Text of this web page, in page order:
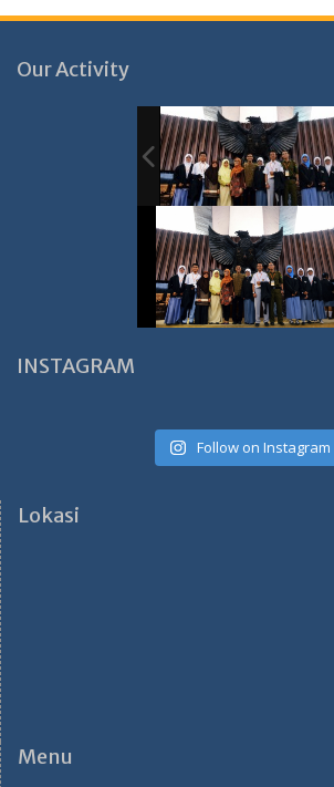
Our Activity
INSTAGRAM
Follow on Instagram
Lokasi
Menu